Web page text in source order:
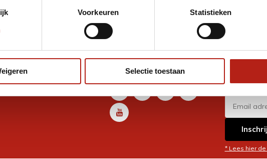
Voorkeuren Statistieken
Selectie toestaan
v.a €75 Eenvoudig ruilen of retour
je vraag?
en we helpen je graag
Volg ons
* Lees hier